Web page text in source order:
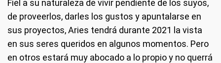
Fiel a su naturaleza de vivir pendiente de los suyos,
de proveerlos, darles los gustos y apuntalarse en
sus proyectos, Aries tendrá durante 2021 la vista
en sus seres queridos en algunos momentos. Pero
en otros estará muy abocado a lo propio y no querrá